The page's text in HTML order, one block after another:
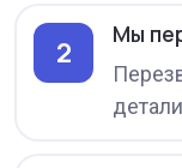
2
Мы